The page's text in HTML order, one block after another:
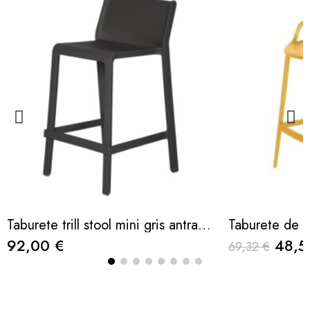
Taburete trill stool mini gris antracita 65cm
92,00 € 69,32 €